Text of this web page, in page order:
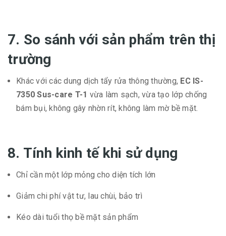
7. So sánh với sản phẩm trên thị
trường
Khác với các dung dịch tẩy rửa thông thường, EC IS-
7350 Sus-care T-1 vừa làm sạch, vừa tạo lớp chống
bám bụi, không gây nhờn rít, không làm mờ bề mặt.
8. Tính kinh tế khi sử dụng
Chỉ cần một lớp mỏng cho diện tích lớn
Giảm chi phí vật tư, lau chùi, bảo trì
Kéo dài tuổi thọ bề mặt sản phẩm